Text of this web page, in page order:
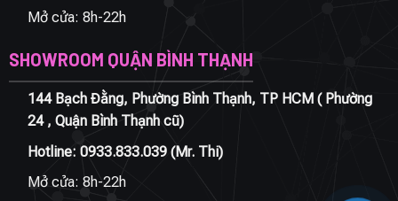
Mở cửa: 8h-22h
SHOWROOM QUẬN BÌNH THẠNH
144 Bạch Đằng, Phường Bình Thạnh, TP HCM ( Phường
24 , Quận Bình Thạnh cũ)
Hotline: 0933.833.039(Mr. Thi)
Mở cửa: 8h-22h